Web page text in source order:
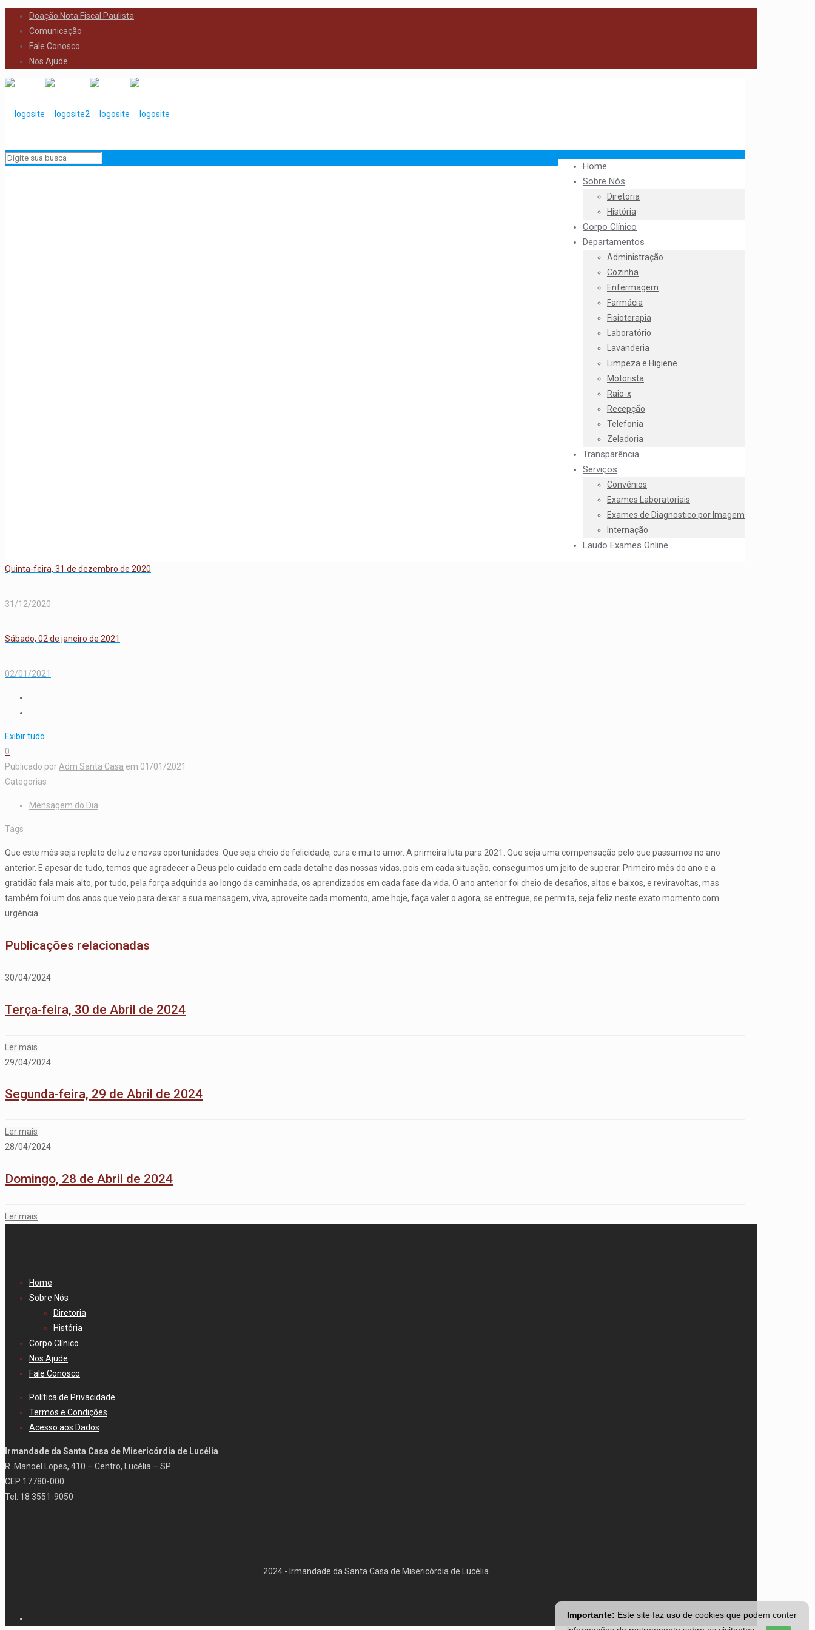
Doação Nota Fiscal Paulista
Comunicação
Fale Conosco
Nos Ajude
Home
Sobre Nós
Diretoria
História
Corpo Clínico
Departamentos
Administração
Cozinha
Enfermagem
Farmácia
Fisioterapia
Laboratório
Lavanderia
Limpeza e Higiene
Motorista
Raio-x
Recepção
Telefonia
Zeladoria
Transparência
Serviços
Convênios
Exames Laboratoriais
Exames de Diagnostico por Imagem
Internação
Laudo Exames Online
Quinta-feira, 31 de dezembro de 2020
31/12/2020
Sábado, 02 de janeiro de 2021
02/01/2021
Exibir tudo
0
Publicado por Adm Santa Casa em 01/01/2021
Categorias
Mensagem do Dia
Tags
Que este mês seja repleto de luz e novas oportunidades. Que seja cheio de felicidade, cura e muito amor. A primeira luta para 2021. Que seja uma compensação pelo que passamos no ano
anterior. E apesar de tudo, temos que agradecer a Deus pelo cuidado em cada detalhe das nossas vidas, pois em cada situação, conseguimos um jeito de superar. Primeiro mês do ano e a
gratidão fala mais alto, por tudo, pela força adquirida ao longo da caminhada, os aprendizados em cada fase da vida. O ano anterior foi cheio de desafios, altos e baixos, e reviravoltas, mas
também foi um dos anos que veio para deixar a sua mensagem, viva, aproveite cada momento, ame hoje, faça valer o agora, se entregue, se permita, seja feliz neste exato momento com
urgência.
Publicações relacionadas
30/04/2024
Terça-feira, 30 de Abril de 2024
Ler mais
29/04/2024
Segunda-feira, 29 de Abril de 2024
Ler mais
28/04/2024
Domingo, 28 de Abril de 2024
Ler mais
Home
Sobre Nós
Diretoria
História
Corpo Clínico
Nos Ajude
Fale Conosco
Política de Privacidade
Termos e Condições
Acesso aos Dados
Irmandade da Santa Casa de Misericórdia de Lucélia
R. Manoel Lopes, 410 – Centro, Lucélia – SP
CEP 17780-000
Tel: 18 3551-9050
2024 - Irmandade da Santa Casa de Misericórdia de Lucélia
Importante: Este site faz uso de cookies que podem conter